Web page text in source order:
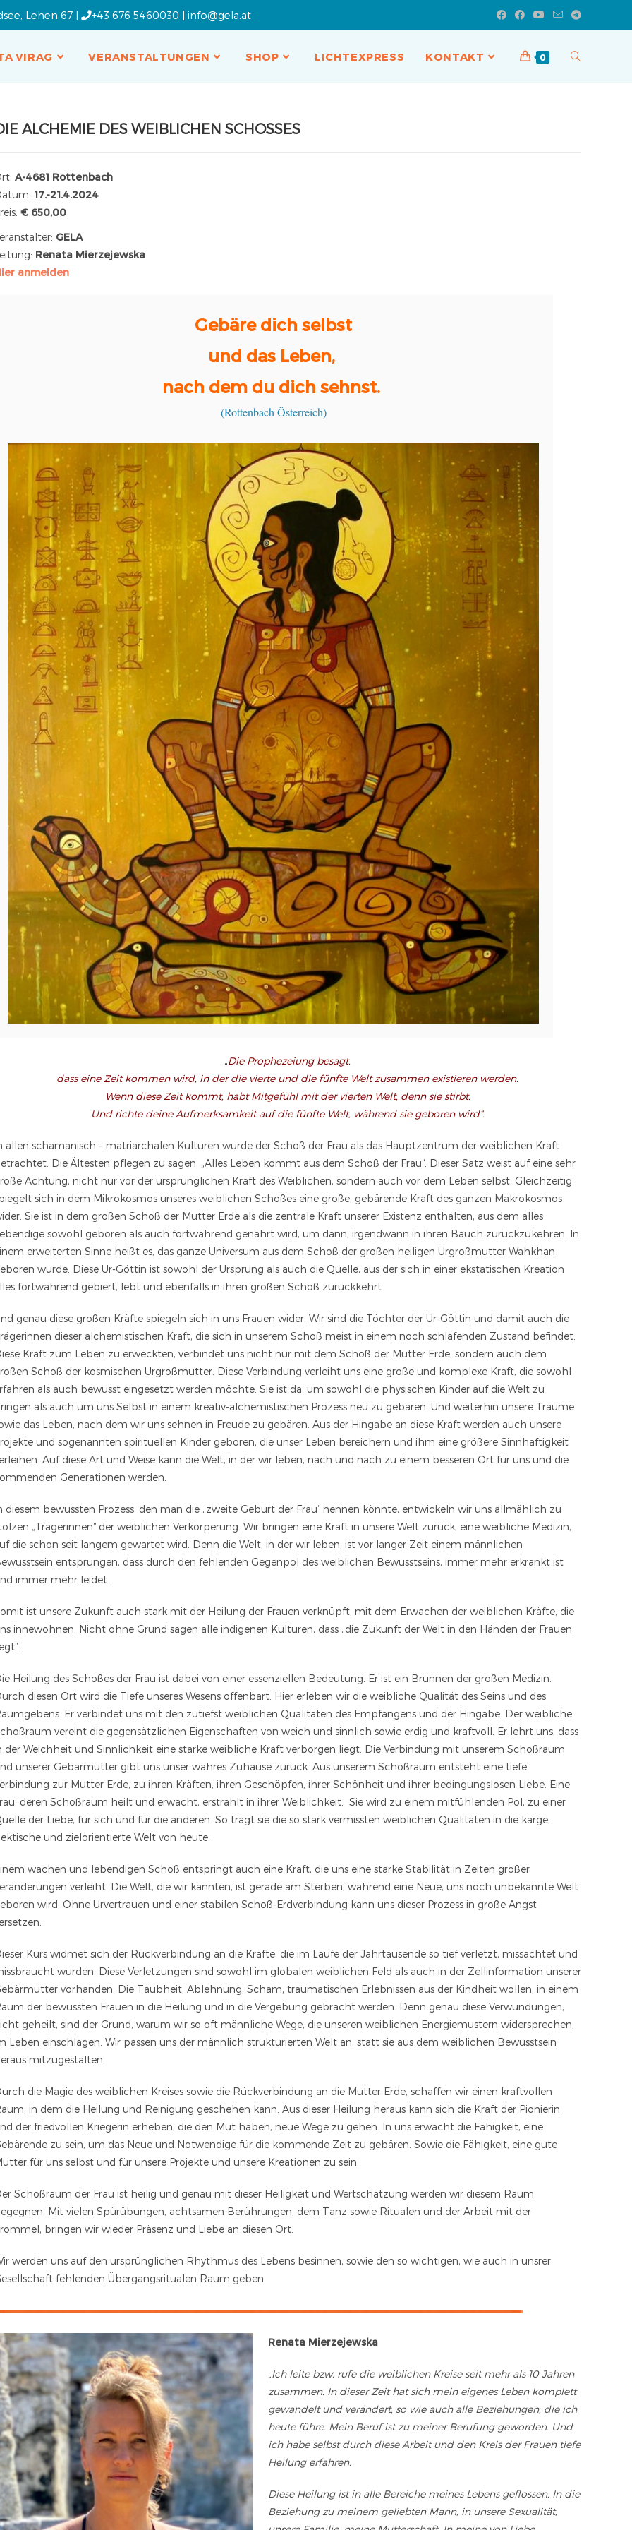
Lehen 67 | +43 676 5460030 | info@gela.at
VIRAG VERANSTALTUNGEN SHOP LICHTEXPRESS KONTAKT 0
ALCHEMIE DES WEIBLICHEN SCHOSSES
A-4681 Rottenbach
17.-21.4.2024
€ 650,00
GELA
Renata Mierzejewska
anmelden
Gebäre dich selbst
und das Leben,
nach dem du dich sehnst.
(Rottenbach Österreich)
„Die Prophezeiung besagt,
dass eine Zeit kommen wird, in der die vierte und die fünfte Welt zusammen existieren werden.
Wenn diese Zeit kommt, habt Mitgefühl mit der vierten Welt, denn sie stirbt.
Und richte deine Aufmerksamkeit auf die fünfte Welt, während sie geboren wird“.
allen schamanisch – matriarchalen Kulturen wurde der Schoß der Frau als das Hauptzentrum der weiblichen Kraft
Die Ältesten pflegen zu sagen: „Alles Leben kommt aus dem Schoß der Frau“. Dieser Satz weist auf eine sehr
Achtung, nicht nur vor der ursprünglichen Kraft des Weiblichen, sondern auch vor dem Leben selbst. Gleichzeitig
sich in dem Mikrokosmos unseres weiblichen Schoßes eine große, gebärende Kraft des ganzen Makrokosmos
Sie ist in dem großen Schoß der Mutter Erde als die zentrale Kraft unserer Existenz enthalten, aus dem alles
sowohl geboren als auch fortwährend genährt wird, um dann, irgendwann in ihren Bauch zurückzukehren. In
erweiterten Sinne heißt es, das ganze Universum aus dem Schoß der großen heiligen Urgroßmutter Wahkhan
wurde. Diese Ur-Göttin ist sowohl der Ursprung als auch die Quelle, aus der sich in einer ekstatischen Kreation
fortwährend gebiert, lebt und ebenfalls in ihren großen Schoß zurückkehrt.
genau diese großen Kräfte spiegeln sich in uns Frauen wider. Wir sind die Töchter der Ur-Göttin und damit auch die
dieser alchemistischen Kraft, die sich in unserem Schoß meist in einem noch schlafenden Zustand befindet.
Kraft zum Leben zu erweckten, verbindet uns nicht nur mit dem Schoß der Mutter Erde, sondern auch dem
Schoß der kosmischen Urgroßmutter. Diese Verbindung verleiht uns eine große und komplexe Kraft, die sowohl
als auch bewusst eingesetzt werden möchte. Sie ist da, um sowohl die physischen Kinder auf die Welt zu
als auch um uns Selbst in einem kreativ-alchemistischen Prozess neu zu gebären. Und weiterhin unsere Träume
das Leben, nach dem wir uns sehnen in Freude zu gebären. Aus der Hingabe an diese Kraft werden auch unsere
und sogenannten spirituellen Kinder geboren, die unser Leben bereichern und ihm eine größere Sinnhaftigkeit
Auf diese Art und Weise kann die Welt, in der wir leben, nach und nach zu einem besseren Ort für uns und die
Generationen werden.
diesem bewussten Prozess, den man die „zweite Geburt der Frau“ nennen könnte, entwickeln wir uns allmählich zu
„Trägerinnen“ der weiblichen Verkörperung. Wir bringen eine Kraft in unsere Welt zurück, eine weibliche Medizin,
die schon seit langem gewartet wird. Denn die Welt, in der wir leben, ist vor langer Zeit einem männlichen
entsprungen, dass durch den fehlenden Gegenpol des weiblichen Bewusstseins, immer mehr erkrankt ist
immer mehr leidet.
ist unsere Zukunft auch stark mit der Heilung der Frauen verknüpft, mit dem Erwachen der weiblichen Kräfte, die
innewohnen. Nicht ohne Grund sagen alle indigenen Kulturen, dass „die Zukunft der Welt in den Händen der Frauen
Heilung des Schoßes der Frau ist dabei von einer essenziellen Bedeutung. Er ist ein Brunnen der großen Medizin.
diesen Ort wird die Tiefe unseres Wesens offenbart. Hier erleben wir die weibliche Qualität des Seins und des
Er verbindet uns mit den zutiefst weiblichen Qualitäten des Empfangens und der Hingabe. Der weibliche
vereint die gegensätzlichen Eigenschaften von weich und sinnlich sowie erdig und kraftvoll. Er lehrt uns, dass
der Weichheit und Sinnlichkeit eine starke weibliche Kraft verborgen liegt. Die Verbindung mit unserem Schoßraum
unserer Gebärmutter gibt uns unser wahres Zuhause zurück. Aus unserem Schoßraum entsteht eine tiefe
zur Mutter Erde, zu ihren Kräften, ihren Geschöpfen, ihrer Schönheit und ihrer bedingungslosen Liebe. Eine
deren Schoßraum heilt und erwacht, erstrahlt in ihrer Weiblichkeit. Sie wird zu einem mitfühlenden Pol, zu einer
der Liebe, für sich und für die anderen. So trägt sie die so stark vermissten weiblichen Qualitäten in die karge,
und zielorientierte Welt von heute.
wachen und lebendigen Schoß entspringt auch eine Kraft, die uns eine starke Stabilität in Zeiten großer
verleiht. Die Welt, die wir kannten, ist gerade am Sterben, während eine Neue, uns noch unbekannte Welt
wird. Ohne Urvertrauen und einer stabilen Schoß-Erdverbindung kann uns dieser Prozess in große Angst
Kurs widmet sich der Rückverbindung an die Kräfte, die im Laufe der Jahrtausende so tief verletzt, missachtet und
wurden. Diese Verletzungen sind sowohl im globalen weiblichen Feld als auch in der Zellinformation unserer
vorhanden. Die Taubheit, Ablehnung, Scham, traumatischen Erlebnissen aus der Kindheit wollen, in einem
der bewussten Frauen in die Heilung und in die Vergebung gebracht werden. Denn genau diese Verwundungen,
geheilt, sind der Grund, warum wir so oft männliche Wege, die unseren weiblichen Energiemustern widersprechen,
Leben einschlagen. Wir passen uns der männlich strukturierten Welt an, statt sie aus dem weiblichen Bewusstsein
mitzugestalten.
die Magie des weiblichen Kreises sowie die Rückverbindung an die Mutter Erde, schaffen wir einen kraftvollen
in dem die Heilung und Reinigung geschehen kann. Aus dieser Heilung heraus kann sich die Kraft der Pionierin
der friedvollen Kriegerin erheben, die den Mut haben, neue Wege zu gehen. In uns erwacht die Fähigkeit, eine
zu sein, um das Neue und Notwendige für die kommende Zeit zu gebären. Sowie die Fähigkeit, eine gute
für uns selbst und für unsere Projekte und unsere Kreationen zu sein.
Schoßraum der Frau ist heilig und genau mit dieser Heiligkeit und Wertschätzung werden wir diesem Raum
Mit vielen Spürübungen, achtsamen Berührungen, dem Tanz sowie Ritualen und der Arbeit mit der
bringen wir wieder Präsenz und Liebe an diesen Ort.
werden uns auf den ursprünglichen Rhythmus des Lebens besinnen, sowie den so wichtigen, wie auch in unsrer
fehlenden Übergangsritualen Raum geben.
Renata Mierzejewska
„Ich leite bzw. rufe die weiblichen Kreise seit mehr als 10 Jahren
zusammen. In dieser Zeit hat sich mein eigenes Leben komplett
gewandelt und verändert, so wie auch alle Beziehungen, die ich
heute führe. Mein Beruf ist zu meiner Berufung geworden. Und
ich habe selbst durch diese Arbeit und den Kreis der Frauen tiefe
Heilung erfahren.
Diese Heilung ist in alle Bereiche meines Lebens geflossen. In die
Beziehung zu meinem geliebten Mann, in unsere Sexualität,